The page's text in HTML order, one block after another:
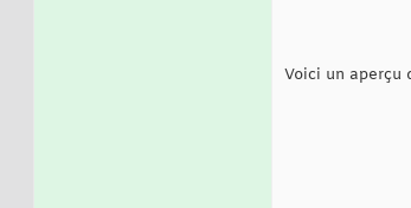
Voici un aperçu